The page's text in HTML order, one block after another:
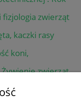
fizjologia zwierząt
kaczki rasy
koni,
zwierząt